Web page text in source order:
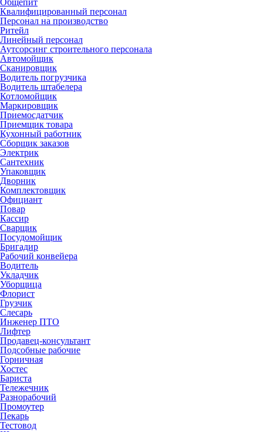
Квалифицированный персонал
Персонал на производство
Ритейл
Линейный персонал
Аутсорсинг строительного персонала
Автомойщик
Сканировщик
Водитель погрузчика
Водитель штабелера
Котломойщик
Маркировщик
Приемосдатчик
Приемщик товара
Кухонный работник
Сборщик заказов
Электрик
Сантехник
Упаковщик
Дворник
Комплектовщик
Официант
Повар
Кассир
Сварщик
Посудомойщик
Бригадир
Рабочий конвейера
Водитель
Укладчик
Уборщица
Флорист
Грузчик
Слесарь
Инженер ПТО
Лифтер
Продавец-консультант
Подсобные рабочие
Горничная
Хостес
Бариста
Тележечник
Разнорабочий
Промоутер
Пекарь
Тестовод